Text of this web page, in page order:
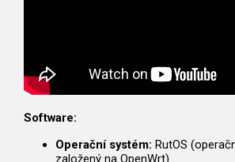
Software:
Operační systém: RutOS
založený na OpenWrt)